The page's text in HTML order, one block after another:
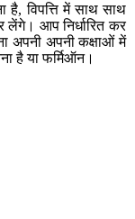
है, विपत्ति में साथ साथ
लेंगे। आप निर्धारित कर
अपनी अपनी कक्षाओं में
है या फर्मिऑन।